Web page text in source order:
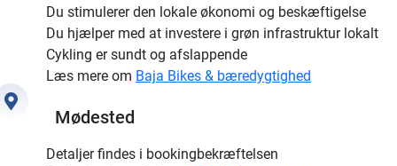
Du stimulerer den lokale økonomi og beskæftigelse
Du hjælper med at investere i grøn infrastruktur lokalt
Cykling er sundt og afslappende
Læs mere om Baja Bikes & bæredygtighed
Mødested
Detaljer findes i bookingbekræftelsen